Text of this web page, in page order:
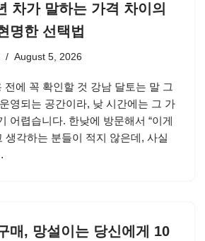
차가 말하는 가격 차이의
명한 선택법
August 5, 2026
전에 꼭 확인할 것 강남 달토는 말 그
영되는 공간이라, 낮 시간에는 그 가
어렵습니다. 한낮에 방문해서 “이게
생각하는 분들이 적지 않은데, 사실
매, 망설이는 당신에게 10